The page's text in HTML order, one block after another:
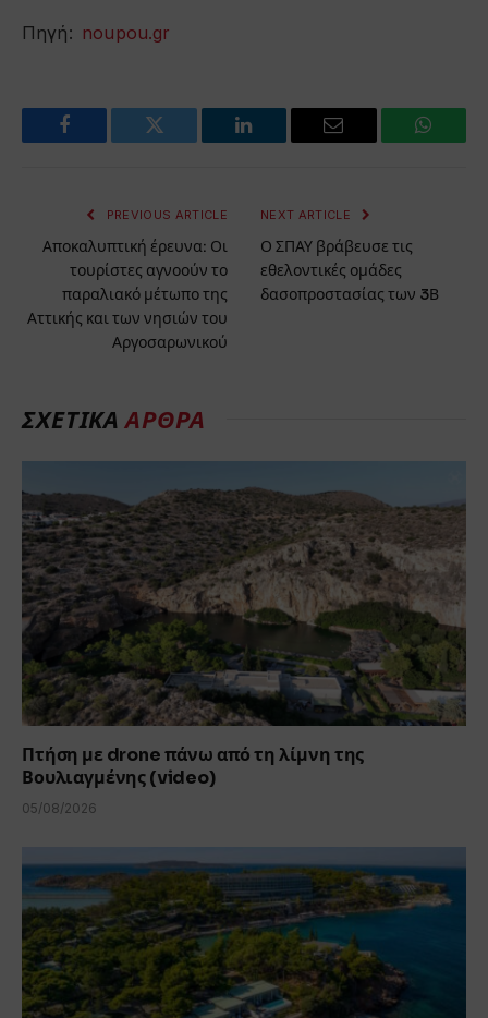
Πηγή: noupou.gr
Facebook Twitter LinkedIn Email
PREVIOUS ARTICLE
Αποκαλυπτική έρευνα: Οι
τουρίστες αγνοούν το
παραλιακό μέτωπο της
Αττικής και των νησιών του
Αργοσαρωνικού
NEXT ARTICLE
Ο ΣΠΑΥ βράβευσε τις
εθελοντικές ομάδες
δασοπροστασίας των 3Β
ΣΧΕΤΙΚΆΆΡΘΡΑ
Πτήση με drone πάνω από τη λίμνη της
Βουλιαγμένης (video)
05/08/2026